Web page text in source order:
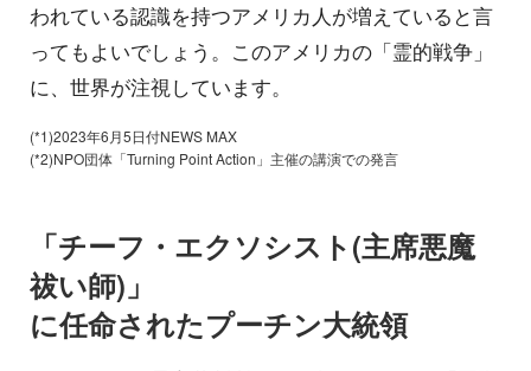
われている認識を持つアメリカ人が増えていると言
ってもよいでしょう。このアメリカの「霊的戦争」
に、世界が注視しています。
(*1)2023年6月5日付NEWS MAX
(*2)NPO団体「Turning Point Action」主催の講演での発言
「チーフ・エクソシスト(主席悪魔
祓い師)」
に任命されたプーチン大統領